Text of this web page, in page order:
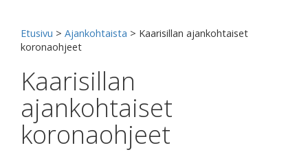
Etusivu > Ajankohtaista > Kaarisillan ajankohtaiset
koronaohjeet
Kaarisillan
ajankohtaiset
koronaohjeet